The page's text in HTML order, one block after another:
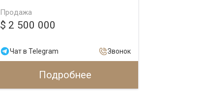
Продажа
$ 2 500 000
Чат в Telegram Звонок
Подробнее